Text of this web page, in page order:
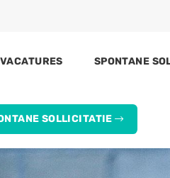
VACATURES SPONTANE
SOLLICITATIE